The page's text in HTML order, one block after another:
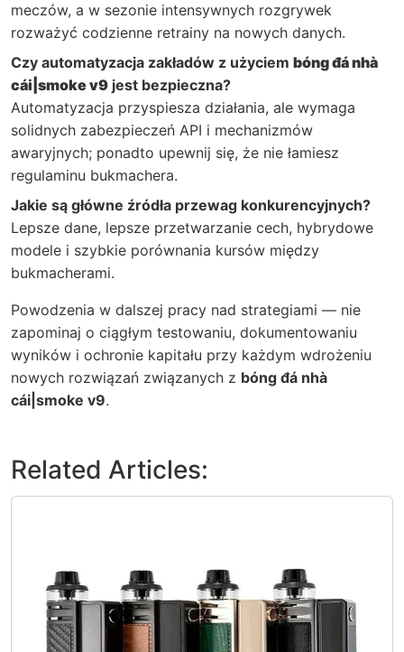
meczów, a w sezonie intensywnych rozgrywek
rozważyć codzienne retrainy na nowych danych.
Czy automatyzacja zakładów z użyciem bóng đá nhà
cái|smoke v9 jest bezpieczna?
Automatyzacja przyspiesza działania, ale wymaga
solidnych zabezpieczeń API i mechanizmów
awaryjnych; ponadto upewnij się, że nie łamiesz
regulaminu bukmachera.
Jakie są główne źródła przewag konkurencyjnych?
Lepsze dane, lepsze przetwarzanie cech, hybrydowe
modele i szybkie porównania kursów między
bukmacherami.
Powodzenia w dalszej pracy nad strategiami — nie
zapominaj o ciągłym testowaniu, dokumentowaniu
wyników i ochronie kapitału przy każdym wdrożeniu
nowych rozwiązań związanych z bóng đá nhà
cái|smoke v9.
Related Articles: